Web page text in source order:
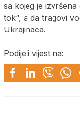
sa kojeg je izvršena
tok“, a da tragovi
Ukrajinaca.
Podijeli vijest na: